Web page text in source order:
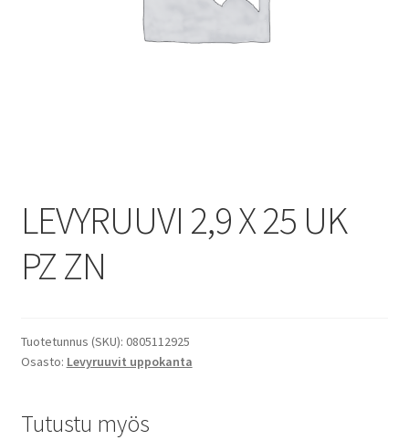
LEVYRUUVI 2,9 X 25 UK
PZ ZN
Tuotetunnus (SKU): 0805112925
Osasto: Levyruuvit uppokanta
Tutustu myös